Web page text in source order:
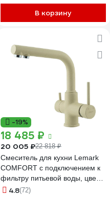
В корзину
-19%
18 485 ₽
20 005 ₽22 818 ₽
Смеситель для кухни Lemark
COMFORT с подключением к
фильтру питьевой воды, цвет:
бежевый LM3061PBG
4.8(72)